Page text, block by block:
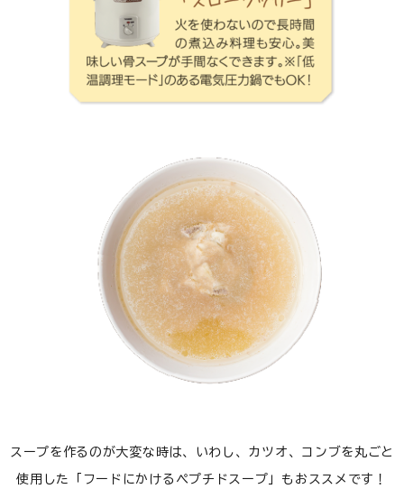
スープを作るのが大変な時は、いわし、カツオ、コンブを丸ごと
使用した「フードにかけるペプチドスープ」もおススメです！